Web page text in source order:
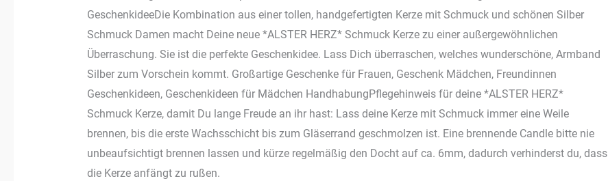
GeschenkideeDie Kombination aus einer tollen, handgefertigten Kerze mit Schmuck und schönen Silber
Schmuck Damen macht Deine neue *ALSTER HERZ* Schmuck Kerze zu einer außergewöhnlichen
Überraschung. Sie ist die perfekte Geschenkidee. Lass Dich überraschen, welches wunderschöne, Armband
Silber zum Vorschein kommt. Großartige Geschenke für Frauen, Geschenk Mädchen, Freundinnen
Geschenkideen, Geschenkideen für Mädchen HandhabungPflegehinweis für deine *ALSTER HERZ*
Schmuck Kerze, damit Du lange Freude an ihr hast: Lass deine Kerze mit Schmuck immer eine Weile
brennen, bis die erste Wachsschicht bis zum Gläserrand geschmolzen ist. Eine brennende Candle bitte nie
unbeaufsichtigt brennen lassen und kürze regelmäßig den Docht auf ca. 6mm, dadurch verhinderst du, dass
die Kerze anfängt zu rußen.